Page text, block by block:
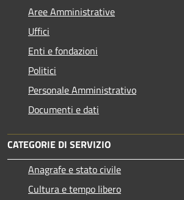
Aree Amministrative
Uffici
Enti e fondazioni
Politici
Personale Amministrativo
Documenti e dati
CATEGORIE DI SERVIZIO
Anagrafe e stato civile
Cultura e tempo libero